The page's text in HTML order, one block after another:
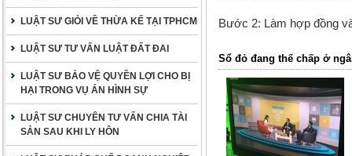
LUẬT SƯ GIỎI VỀ THỪA KẾ TẠI TPHCM
LUẬT SƯ TƯ VẤN LUẬT ĐẤT ĐAI
LUẬT SƯ BẢO VỆ QUYỀN LỢI CHO BỊ
HẠI TRONG VỤ ÁN HÌNH SỰ
LUẬT SƯ CHUYÊN TƯ VẤN CHIA TÀI
SẢN SAU KHI LY HÔN
Bước 2: Làm hợp đồng
Sổ đỏ đang thế chấp ở